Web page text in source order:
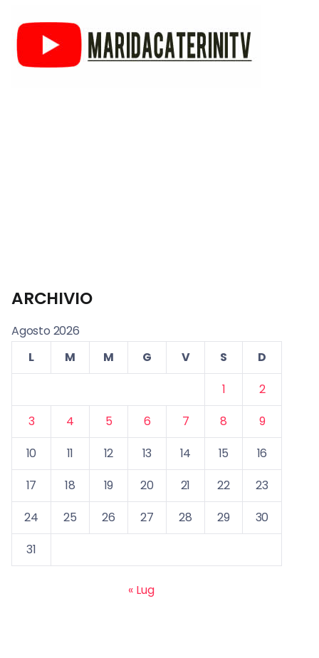
ARCHIVIO
Agosto 2026
L
M M G V S
D
1
2
3
4 5 6 7 8
9
10
11 12 13 14 15
16
17
18 19 20 21 22
23
24
25 26 27 28 29
30
31
« Lug